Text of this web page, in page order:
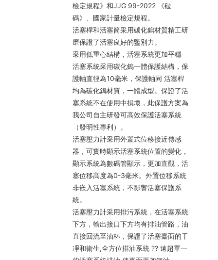
檢定規程》和JJG 99-2022 《砝
碼》、國家計量檢定規程。
活塞桿和活塞筒采用碳化鎢材質精工研
磨保證了活塞良好的鑒別力。
采用低重心結構，活塞系統更加平穩
活塞系統采用碳化鎢一體保護結構，保
護軸直徑為10毫米，保護軸同 活塞桿
均為碳化鎢材質，一體成型。保證了活
塞系統不在使用中損壞，此保護方案為
我公司自主研發可高效保護活塞系統
（發明性專利）。
活塞壓力計采用外置式位移接近傳感
器，可實時顯示活塞系統位置的變化，
顯示系統為數碼管顯示，更加直觀，活
塞位移高度為0-3毫米。外置位移系統
非嵌入活塞系統，不影響活塞保護系
統。
活塞壓力計采用排污系統，在活塞系統
下方，輸出接口下方均有排油管路，油
直接回流至油杯，保證了活塞臺面的干
凈和衛生,全方位排油系統 ?? 遠超單一